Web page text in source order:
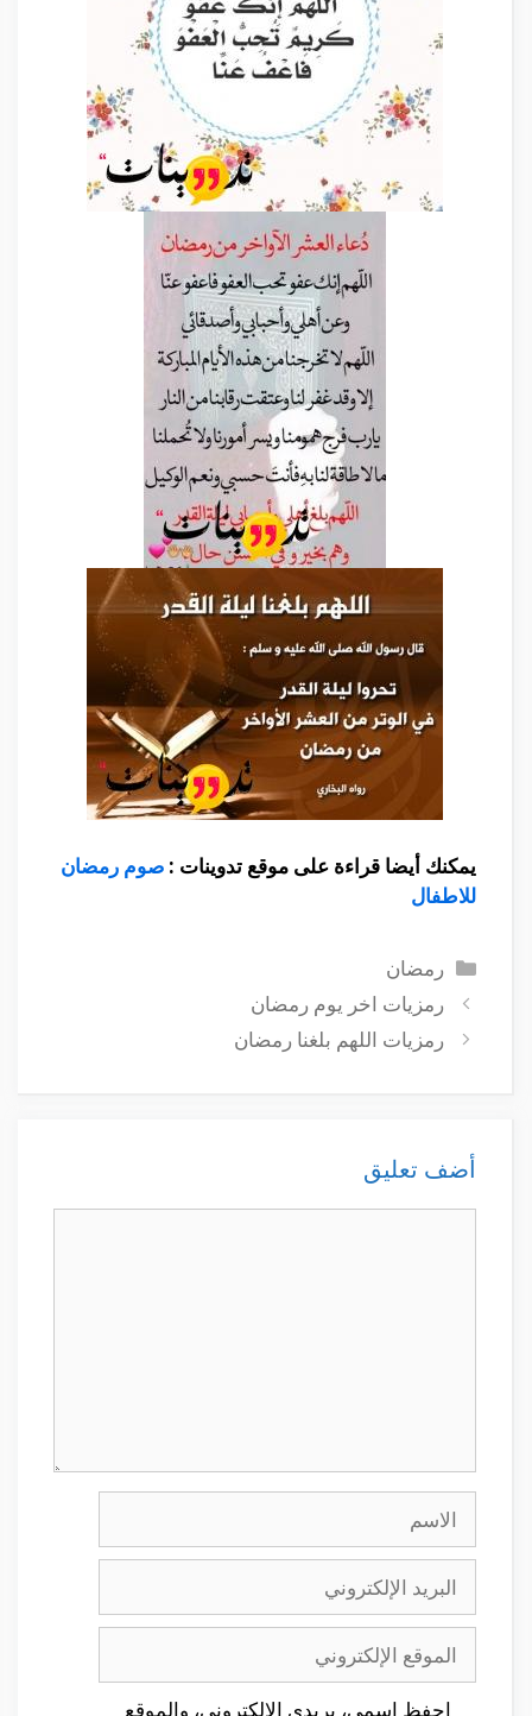
يمكنك أيضا قراءة على موقع تدوينات : صوم رمضان
للاطفال
التصنيفات
رمضان
رمزيات اخر يوم رمضان
رمزيات اللهم بلغنا رمضان
أضف تعليق
الإلكتروني
الإلكتروني
احفظ اسمي، بريدي الإلكتروني، والموقع